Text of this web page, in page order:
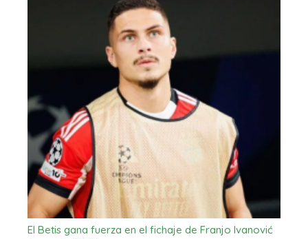
El Betis gana fuerza en el fichaje de Franjo Ivanović